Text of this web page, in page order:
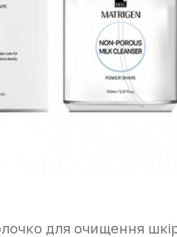
для очищення